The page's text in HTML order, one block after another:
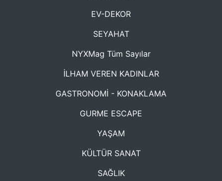
EV-DEKOR
SEYAHAT
NYXMag Tüm Sayılar
İLHAM VEREN KADINLAR
GASTRONOMİ - KONAKLAMA
GURME ESCAPE
YAŞAM
KÜLTÜR SANAT
SAĞLIK